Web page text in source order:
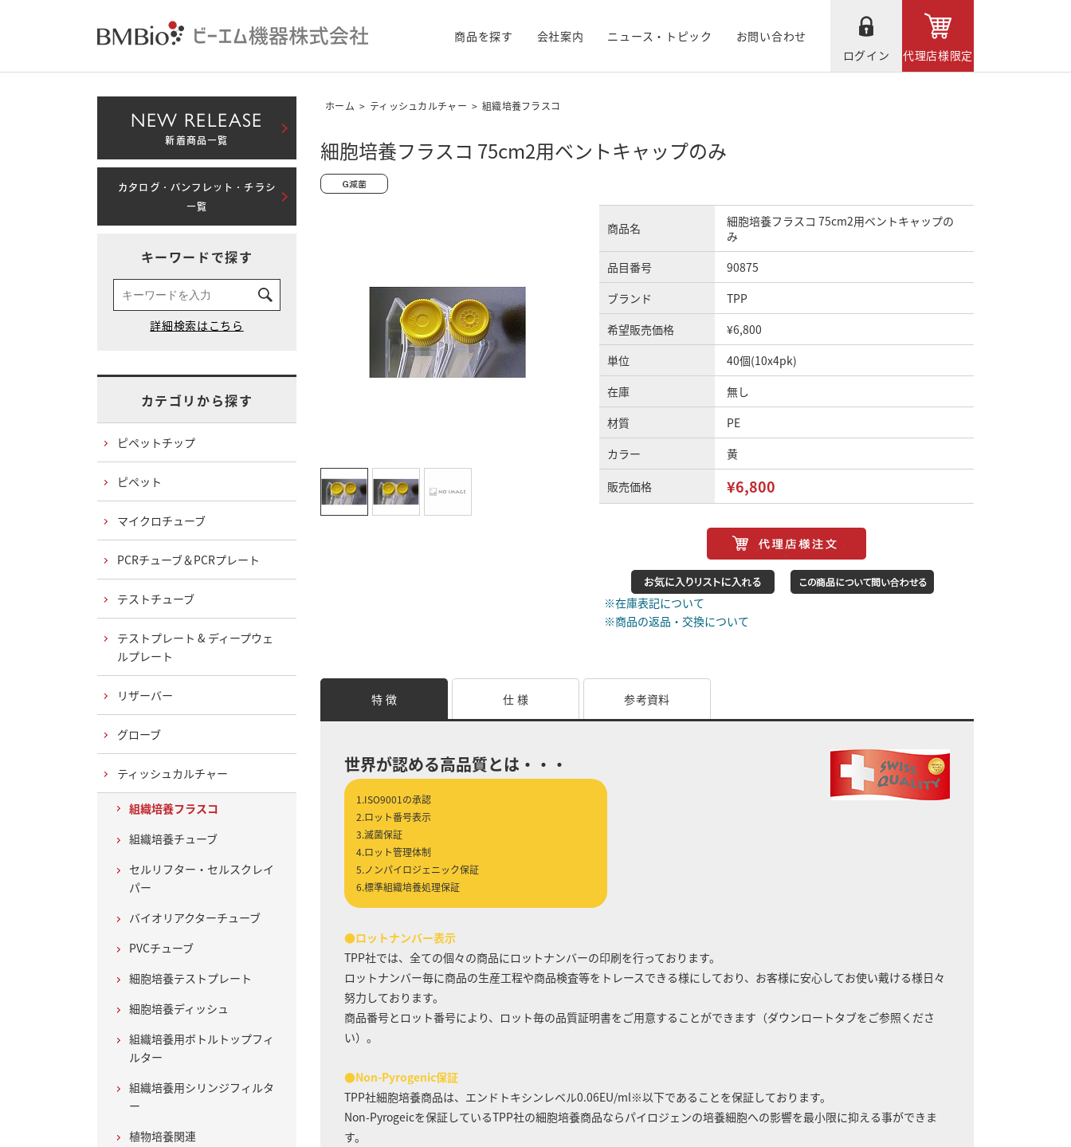
商品を探す 会社案内 ニュース・トピック
お問い合わせ
ログイン
代理店様限定
ホーム > ティッシュカルチャー > 組織培養フラスコ
細胞培養フラスコ 75cm2用ベントキャップのみ
商品名
細胞培養フラスコ 75cm2用ベントキャップの
み
品目番号
90875
ブランド
TPP
希望販売価格
¥6,800
単位
40個(10x4pk)
在庫
無し
材質
PE
カラー
黄
販売価格 ¥6,800
※在庫表記について
※商品の返品・交換について
特 徴 仕 様 参考資料
世界が認める高品質とは・・・
1.ISO9001の承認
2.ロット番号表示
3.滅菌保証
4.ロット管理体制
5.ノンパイロジェニック保証
6.標準組織培養処理保証
●ロットナンバー表示
TPP社では、全ての個々の商品にロットナンバーの印刷を行っております。
ロットナンバー毎に商品の生産工程や商品検査等をトレースできる様にしており、お客様に安心してお使い戴ける様日々
努力しております。
商品番号とロット番号により、ロット毎の品質証明書をご用意することができます（ダウンロートタブをご参照くださ
い）。
●Non-Pyrogenic保証
TPP社細胞培養商品は、エンドトキシンレベル0.06EU/ml※以下であることを保証しております。
Non-Pyrogeicを保証しているTPP社の細胞培養商品ならパイロジェンの培養細胞への影響を最小限に抑える事ができま
す。
NEW RELEASE
新着商品一覧
カタログ・パンフレット・チラシ
一覧
キーワードで探す
カテゴリから探す
ピペットチップ
ピペット
マイクロチューブ
PCRチューブ＆PCRプレート
テストチューブ
テストプレート & ディープウェ
ルプレート
リザーバー
グローブ
ティッシュカルチャー
組織培養フラスコ
組織培養チューブ
セルリフター・セルスクレイ
パー
バイオリアクターチューブ
PVCチューブ
細胞培養テストプレート
細胞培養ディッシュ
組織培養用ボトルトップフィ
ルター
組織培養用シリンジフィルタ
ー
植物培養関連